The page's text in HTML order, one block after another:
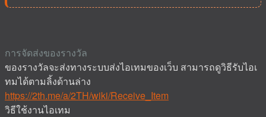
การจัดส่งของรางวัล
ของรางวัลจะส่งทางระบบส่งไอเทมของเว็บ สามารถดูวิธีรับไอเ
ทมได้ตามลิ้งด้านล่าง
https://2th.me/a/2TH/wiki/Receive_Item
วิธีใช้งานไอเทม